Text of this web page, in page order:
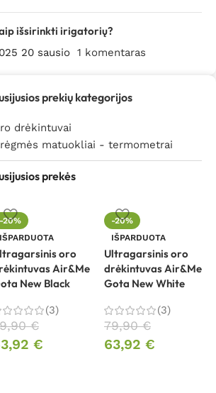
išsirinkti irigatorių?
20 sausio 1 komentaras
prekių kategorijos
drėkintuvai
matuokliai - termometrai
prekės
-20%
IŠPARDUOTA
oro
Air&Me
New Black
(3)
€
€
-20%
IŠPARDUOTA
Ultragarsinis oro
drėkintuvas Air&Me
Gota New White
(3)
79,90€
63,92 €